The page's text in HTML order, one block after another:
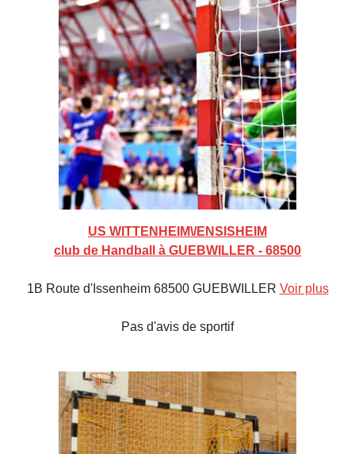
US WITTENHEIM\/ENSISHEIM
club de Handball à GUEBWILLER - 68500
1B Route d'Issenheim 68500 GUEBWILLER Voir plus
Pas d'avis de sportif